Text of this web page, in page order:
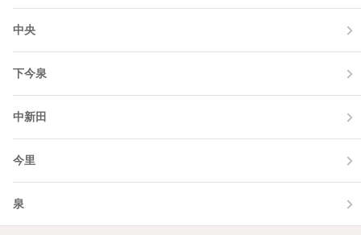
中央
下今泉
中新田
今里
泉